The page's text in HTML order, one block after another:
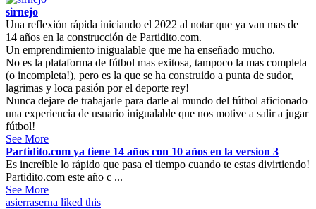
sirnejo
Una reflexión rápida iniciando el 2022 al notar que ya van mas de
14 años en la construcción de Partidito.com.
Un emprendimiento inigualable que me ha enseñado mucho.
No es la plataforma de fútbol mas exitosa, tampoco la mas completa
(o incompleta!), pero es la que se ha construido a punta de sudor,
lagrimas y loca pasión por el deporte rey!
Nunca dejare de trabajarle para darle al mundo del fútbol aficionado
una experiencia de usuario inigualable que nos motive a salir a jugar
fútbol!
See More
Partidito.com ya tiene 14 años con 10 años en la version 3
Es increíble lo rápido que pasa el tiempo cuando te estas divirtiendo!
Partidito.com este año c ...
See More
asierraserna liked this